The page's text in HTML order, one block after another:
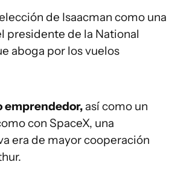
de Isaacman como una
presidente de la National
aboga por los vuelos
emprendedor, así como un
con SpaceX, una
era de mayor cooperación